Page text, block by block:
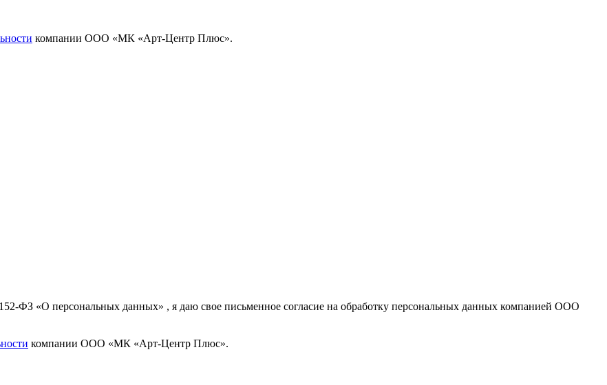
компании ООО «МК «Арт-Центр Плюс».
ФЗ «О персональных данных» , я даю свое письменное согласие на обработку персональных данных компанией ООО
компании ООО «МК «Арт-Центр Плюс».